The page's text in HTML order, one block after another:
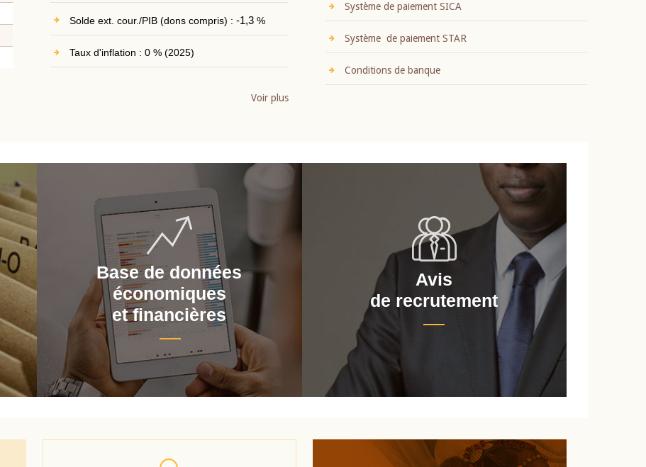
Solde ext. cour./PIB (dons compris) : -1,3%
Taux d'inflation : 0 % (2025)
Voir plus
Système de paiement SICA
Système de paiement STAR
Conditions de banque
Base de données
économiques
et financières
Avis
de recrutement